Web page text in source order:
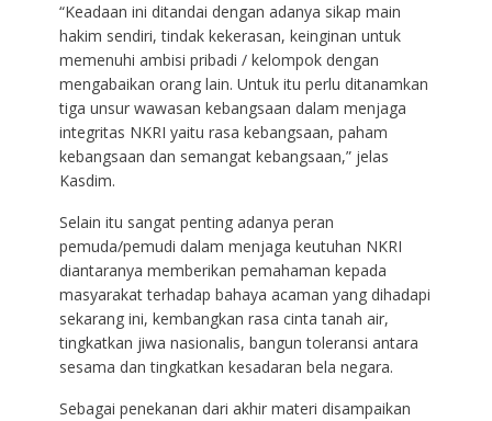
“Keadaan ini ditandai dengan adanya sikap main
hakim sendiri, tindak kekerasan, keinginan untuk
memenuhi ambisi pribadi / kelompok dengan
mengabaikan orang lain. Untuk itu perlu ditanamkan
tiga unsur wawasan kebangsaan dalam menjaga
integritas NKRI yaitu rasa kebangsaan, paham
kebangsaan dan semangat kebangsaan,” jelas
Kasdim.
Selain itu sangat penting adanya peran
pemuda/pemudi dalam menjaga keutuhan NKRI
diantaranya memberikan pemahaman kepada
masyarakat terhadap bahaya acaman yang dihadapi
sekarang ini, kembangkan rasa cinta tanah air,
tingkatkan jiwa nasionalis, bangun toleransi antara
sesama dan tingkatkan kesadaran bela negara.
Sebagai penekanan dari akhir materi disampaikan